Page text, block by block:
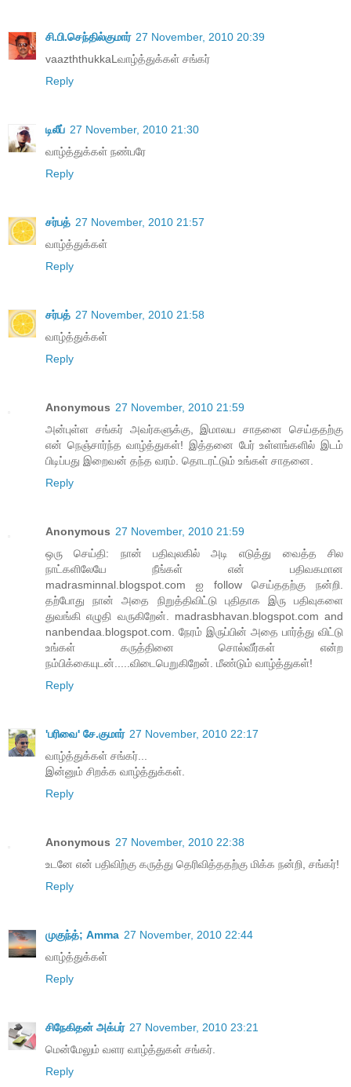
சி.பி.செந்தில்குமார் 27 November, 2010 20:39
vaazththukkaLவாழ்த்துக்கள் சங்கர்
Reply
டிலீப் 27 November, 2010 21:30
வாழ்த்துக்கள் நண்பரே
Reply
சர்பத் 27 November, 2010 21:57
வாழ்த்துக்கள்
Reply
சர்பத் 27 November, 2010 21:58
வாழ்த்துக்கள்
Reply
Anonymous 27 November, 2010 21:59
அன்புள்ள சங்கர் அவர்களுக்கு, இமாலய சாதனை செய்ததற்கு
என் நெஞ்சார்ந்த வாழ்த்துகள்! இத்தனை பேர் உள்ளங்களில் இடம்
பிடிப்பது இறைவன் தந்த வரம். தொடரட்டும் உங்கள் சாதனை.
Reply
Anonymous 27 November, 2010 21:59
ஒரு செய்தி: நான் பதிவுலகில் அடி எடுத்து வைத்த சில
நாட்களிலேயே நீங்கள் என் பதிவகமான
madrasminnal.blogspot.com ஐ follow செய்ததற்கு நன்றி.
தற்போது நான் அதை நிறுத்திவிட்டு புதிதாக இரு பதிவுகளை
துவங்கி எழுதி வருகிறேன். madrasbhavan.blogspot.com and
nanbendaa.blogspot.com. நேரம் இருப்பின் அதை பார்த்து விட்டு
உங்கள் கருத்தினை சொல்வீர்கள் என்ற
நம்பிக்கையுடன்.....விடைபெறுகிறேன். மீண்டும் வாழ்த்துகள்!
Reply
'பரிவை' சே.குமார் 27 November, 2010 22:17
வாழ்த்துக்கள் சங்கர்...
இன்னும் சிறக்க வாழ்த்துக்கள்.
Reply
Anonymous 27 November, 2010 22:38
உடனே என் பதிவிற்கு கருத்து தெரிவித்ததற்கு மிக்க நன்றி, சங்கர்!
Reply
முகுந்த்; Amma 27 November, 2010 22:44
வாழ்த்துக்கள்
Reply
சிநேகிதன் அக்பர் 27 November, 2010 23:21
மென்மேலும் வளர வாழ்த்துகள் சங்கர்.
Reply